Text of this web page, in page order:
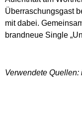
Überraschungsgast
mit dabei.
brandneue Single
Verwendete Quellen: